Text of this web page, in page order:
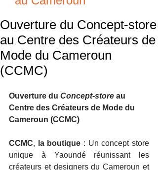
Ouverture du Concept-store
au Centre des Créateurs de
Mode du Cameroun
(CCMC)
Ouverture du Concept-store au
Centre des Créateurs de Mode du
Cameroun (CCMC)
CCMC, la boutique : Un concept store
unique à Yaoundé réunissant les
créateurs et designers du Cameroun et